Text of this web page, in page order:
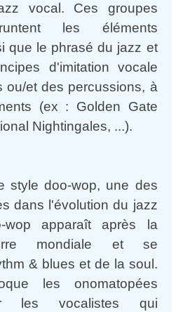
vocal. Ces groupes
les éléments
que le phrasé du jazz et
d'imitation vocale
ou/et des percussions, à
(ex : Golden Gate
Nightingales, ...).
style doo-wop, une des
dans l'évolution du jazz
wop apparaît après la
mondiale et se
& blues et de la soul.
les onomatopées
les vocalistes qui